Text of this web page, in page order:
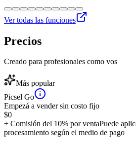
Ver todas las funciones
Precios
Creado para profesionales como vos
Más popular
Picsel Go
Empezá a vender sin costo fijo
$0
+ Comisión del 10% por ventaPuede
procesamiento según el medio de pago